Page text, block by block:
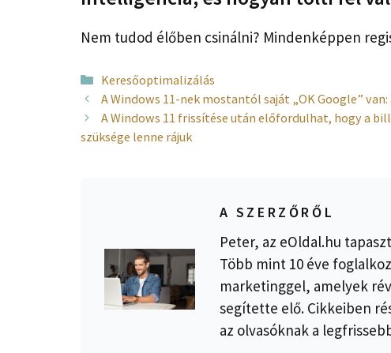
Nem tudod élőben csinálni? Mindenképpen
Kategória
Keresőoptimalizálás
A Windows 11-nek mostantól saját „OK Google”
A Windows 11 frissítése után előfordulhat, hogy a
szüksége lenne rájuk
A SZERZŐRŐL
Peter, az eOldal.hu
Több mint 10 éve
marketinggel, amelyek
segítette elő. Cikkeiben
az olvasóknak a